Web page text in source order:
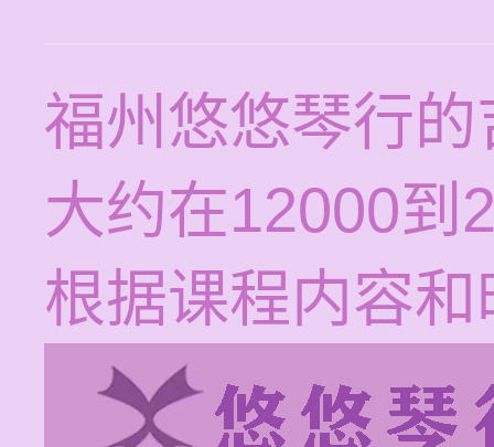
福州悠悠琴行
大约在12000到
根据课程内容